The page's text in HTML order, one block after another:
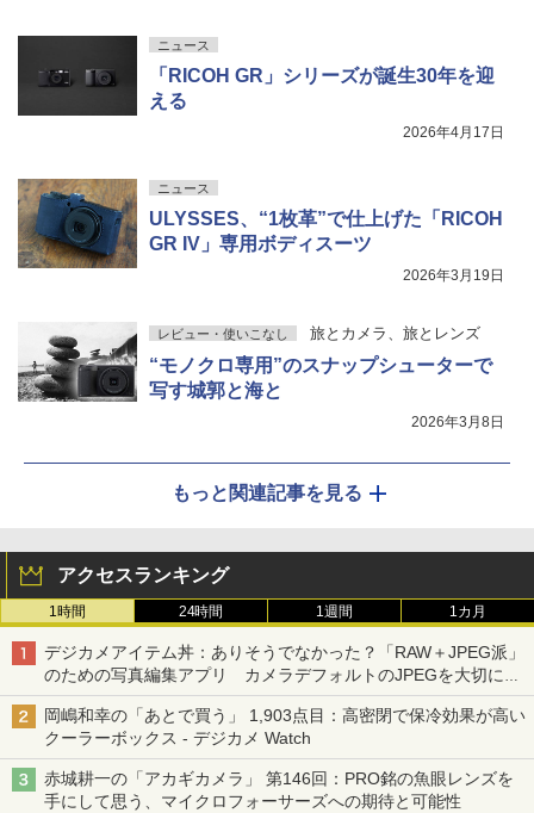
ニュース
「RICOH GR」シリーズが誕生30年を迎
える
2026年4月17日
ニュース
ULYSSES、“1枚革”で仕上げた「RICOH
GR IV」専用ボディスーツ
2026年3月19日
レビュー・使いこなし 旅とカメラ、旅とレンズ
“モノクロ専用”のスナップシューターで
写す城郭と海と
2026年3月8日
もっと関連記事を見る
アクセスランキング
1時間 24時間 1週間 1カ月
デジカメアイテム丼：ありそうでなかった？「RAW＋JPEG派」
のための写真編集アプリ カメラデフォルトのJPEGを大切にす
る「Filmator」
岡嶋和幸の「あとで買う」 1,903点目：高密閉で保冷効果が高い
クーラーボックス - デジカメ Watch
赤城耕一の「アカギカメラ」 第146回：PRO銘の魚眼レンズを
手にして思う、マイクロフォーサーズへの期待と可能性